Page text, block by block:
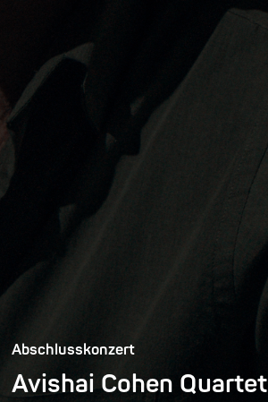
Abschlusskonzert
Avishai Cohen Quartet